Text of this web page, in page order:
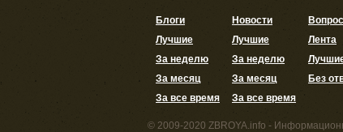
Блоги
Лучшие
За неделю
За месяц
За все время
Новости
Лучшие
За неделю
За месяц
За все время
Лента
Без
© 2009-2020 ZBROYA.info -